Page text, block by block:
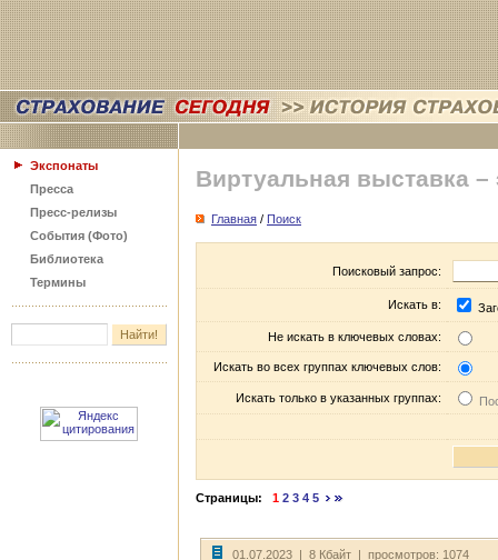
Экспонаты
Пресса
Пресс-релизы
События (Фото)
Библиотека
Термины
Виртуальная выставка –
Главная / Поиск
Поисковый запрос:
Искать в:
Не искать в ключевых словах:
Искать во всех группах ключевых слов:
Искать только в указанных группах:
Страницы: 1 2 3 4 5
01.07.2023 | 8 Кбайт | просмотров: 1074